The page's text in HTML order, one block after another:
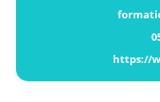
https://